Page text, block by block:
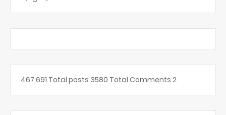
467,691 Total posts 3580 Total Comments 2